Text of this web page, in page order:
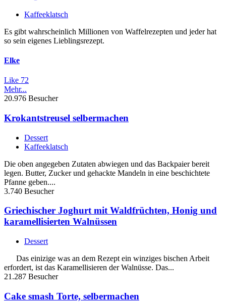
Kaffeeklatsch
Es gibt wahrscheinlich Millionen von Waffelrezepten und jeder hat
so sein eigenes Lieblingsrezept.
Elke
Like 72
Mehr...
20.976 Besucher
Krokantstreusel selbermachen
Dessert
Kaffeeklatsch
Die oben angegeben Zutaten abwiegen und das Backpaier bereit
legen. Butter, Zucker und gehackte Mandeln in eine beschichtete
Pfanne geben....
3.740 Besucher
Griechischer Joghurt mit Waldfrüchten, Honig und
karamellisierten Walnüssen
Dessert
Das einizige was an dem Rezept ein winziges bischen Arbeit
erfordert, ist das Karamellisieren der Walnüsse. Das...
21.287 Besucher
Cake smash Torte, selbermachen